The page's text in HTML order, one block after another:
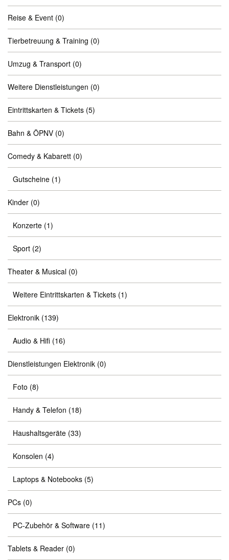
Reise & Event (0)
Tierbetreuung & Training (0)
Umzug & Transport (0)
Weitere Dienstleistungen (0)
Eintrittskarten & Tickets (5)
Bahn & ÖPNV (0)
Comedy & Kabarett (0)
Gutscheine (1)
Kinder (0)
Konzerte (1)
Sport (2)
Theater & Musical (0)
Weitere Eintrittskarten & Tickets (1)
Elektronik (139)
Audio & Hifi (16)
Dienstleistungen Elektronik (0)
Foto (8)
Handy & Telefon (18)
Haushaltsgeräte (33)
Konsolen (4)
Laptops & Notebooks (5)
PCs (0)
PC-Zubehör & Software (11)
Tablets & Reader (0)